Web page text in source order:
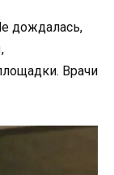
дождалась,
Врачи